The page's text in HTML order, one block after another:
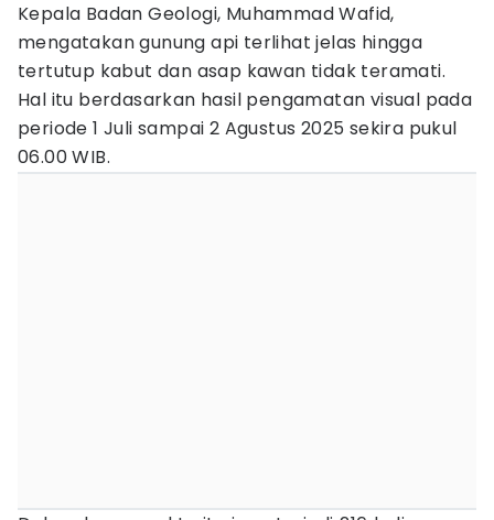
Kepala Badan Geologi, Muhammad Wafid,
mengatakan gunung api terlihat jelas hingga
tertutup kabut dan asap kawan tidak teramati.
Hal itu berdasarkan hasil pengamatan visual pada
periode 1 Juli sampai 2 Agustus 2025 sekira pukul
06.00 WIB.